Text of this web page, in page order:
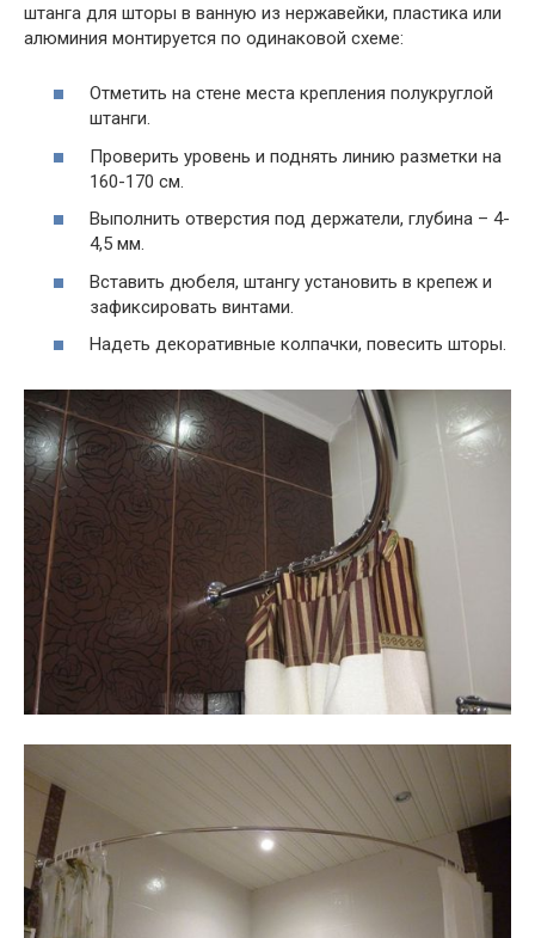
штанга для шторы в ванную из нержавейки, пластика или
алюминия монтируется по одинаковой схеме:
Отметить на стене места крепления полукруглой
штанги.
Проверить уровень и поднять линию разметки на
160-170 см.
Выполнить отверстия под держатели, глубина – 4-
4,5 мм.
Вставить дюбеля, штангу установить в крепеж и
зафиксировать винтами.
Надеть декоративные колпачки, повесить шторы.